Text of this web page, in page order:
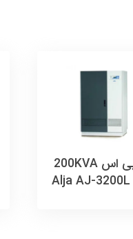
یو پی اس 200KVA